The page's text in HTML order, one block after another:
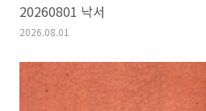
20260801 낙서
2026.08.01